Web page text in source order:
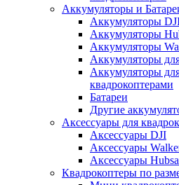
Аккумуляторы и
Аккумуляторы
Аккумуляторы
Аккумуляторы
Аккумуляторы
Аккумуляторы
квадрокоптерами
Батареи
Другие
Аксессуары для
Аксессуары DJI
Аксессуары
Аксессуары
Квадрокоптеры по